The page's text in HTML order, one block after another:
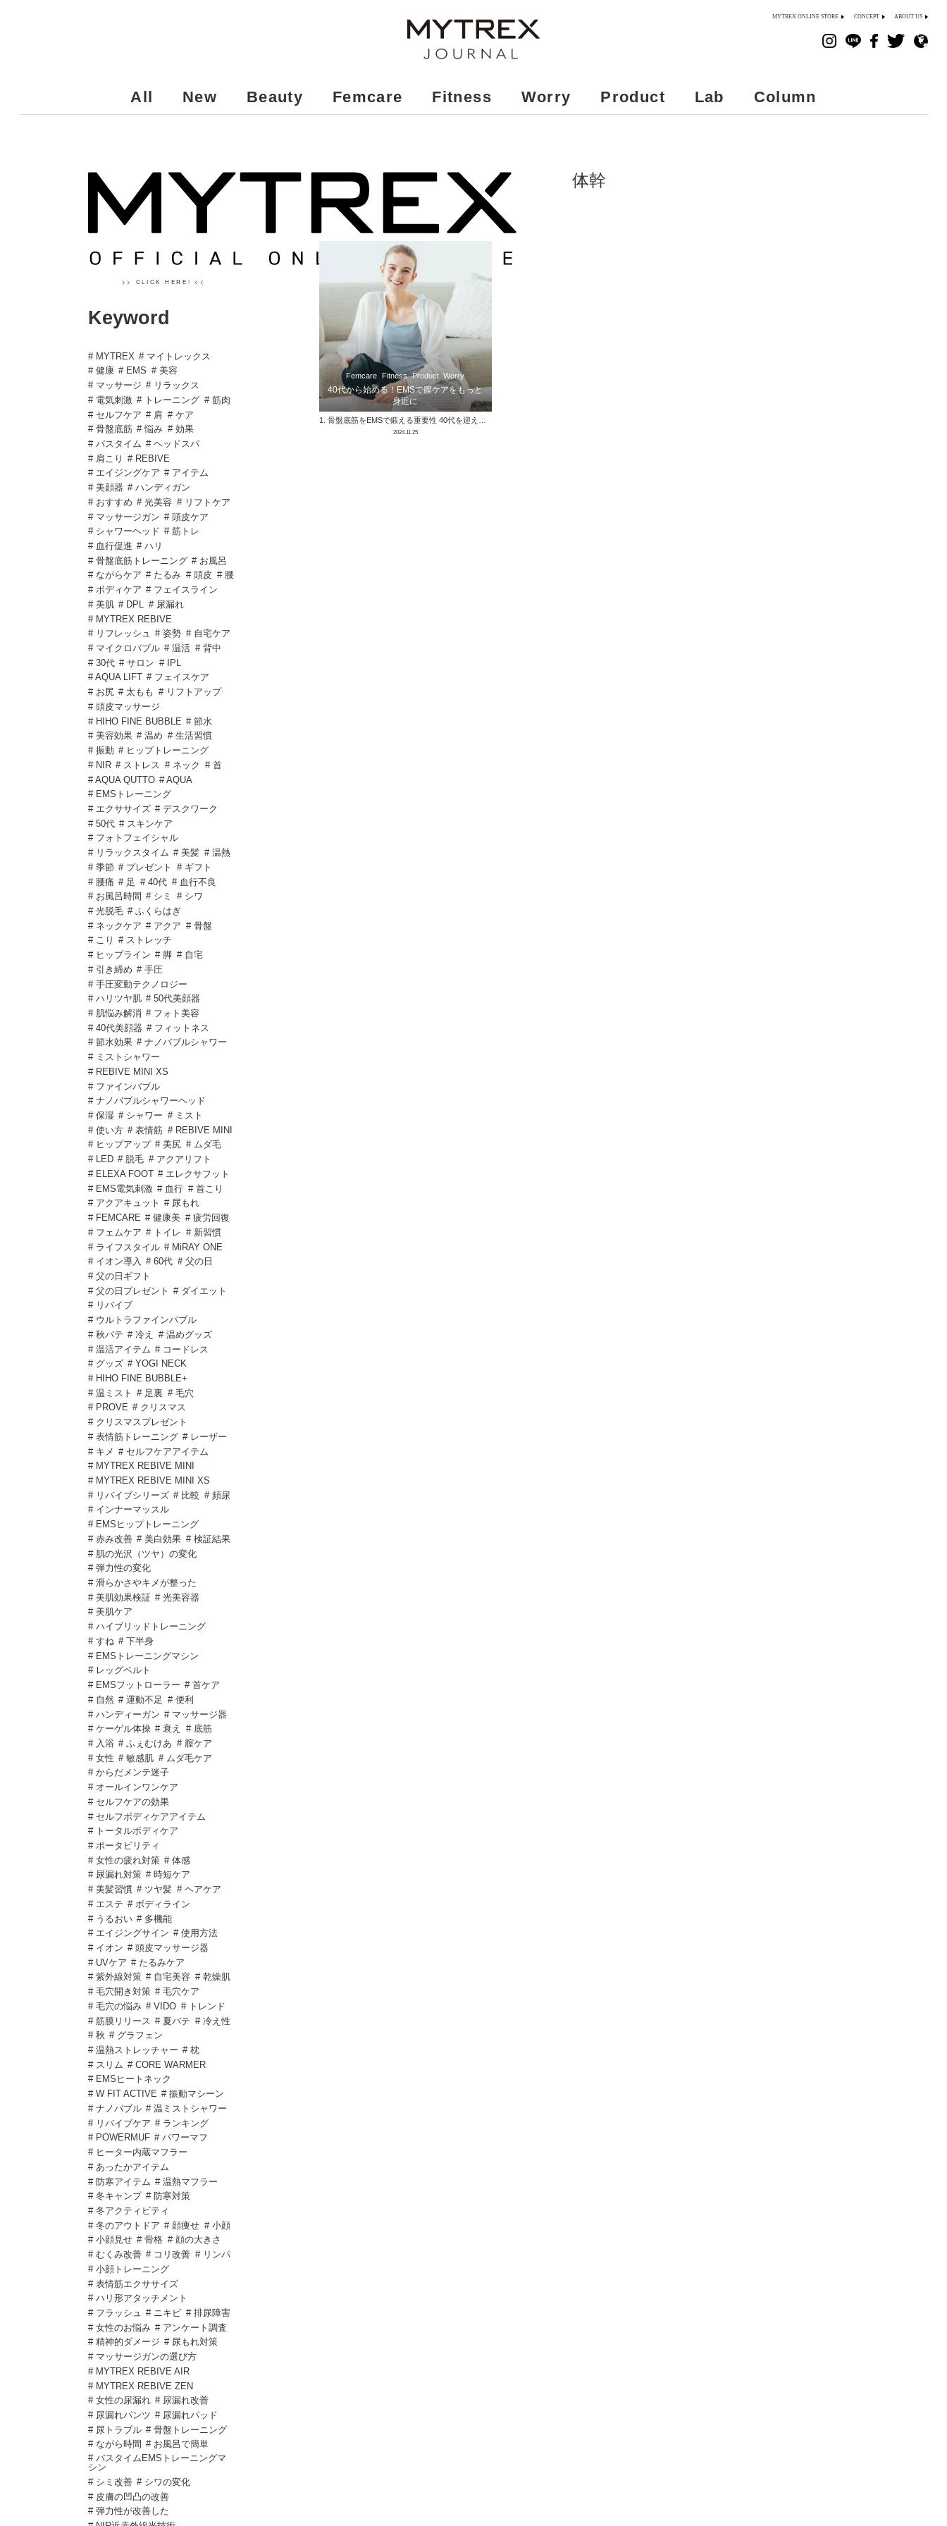
MYTREX ONLINE STORE CONCEPT ABOUT US
All New Beauty Femcare Fitness Worry Product Lab Column
>> CLICK HERE! <<
Keyword
# MYTREX # マイトレックス
# 健康 # EMS # 美容
# マッサージ # リラックス
# 電気刺激 # トレーニング # 筋肉
# セルフケア # 肩 # ケア
# 骨盤底筋 # 悩み # 効果
# バスタイム # ヘッドスパ
# 肩こり
# REBIVE
# エイジングケア # アイテム
# 美顔器 # ハンディガン
# おすすめ # 光美容 # リフトケア
# マッサージガン # 頭皮ケア
# シャワーヘッド # 筋トレ
# 血行促進 # ハリ
# 骨盤底筋トレーニング # お風呂
# ながらケア # たるみ # 頭皮 # 腰
# ボディケア # フェイスライン
# 美肌 # DPL
# 尿漏れ
# MYTREX REBIVE
# リフレッシュ # 姿勢 # 自宅ケア
# マイクロバブル # 温活 # 背中
# 30代 # サロン # IPL
# AQUA LIFT # フェイスケア
# お尻 # 太もも # リフトアップ
# 頭皮マッサージ
# HIHO FINE BUBBLE # 節水
# 美容効果 # 温め # 生活習慣
# 振動 # ヒップトレーニング
# NIR # ストレス # ネック # 首
# AQUA QUTTO # AQUA
# EMSトレーニング
# エクササイズ # デスクワーク
# 50代 # スキンケア
# フォトフェイシャル
# リラックスタイム # 美髪 # 温熱
# 季節 # プレゼント
# ギフト
# 腰痛 # 足 # 40代 # 血行不良
# お風呂時間 # シミ
# シワ
# 光脱毛 # ふくらはぎ
# ネックケア # アクア # 骨盤
# こり
# ストレッチ
# ヒップライン # 脚 # 自宅
# 引き締め # 手圧
# 手圧変動テクノロジー
# ハリツヤ肌 # 50代美顔器
# 肌悩み解消 # フォト美容
# 40代美顔器 # フィットネス
# 節水効果 # ナノバブルシャワー
# ミストシャワー
# REBIVE MINI XS
# ファインバブル
# ナノバブルシャワーヘッド
# 保湿 # シャワー # ミスト
# 使い方 # 表情筋 # REBIVE MINI
# ヒップアップ # 美尻 # ムダ毛
# LED # 脱毛 # アクアリフト
# ELEXA FOOT # エレクサフット
# EMS電気刺激 # 血行 # 首こり
# アクアキュット
# 尿もれ
# FEMCARE # 健康美 # 疲労回復
# フェムケア # トイレ # 新習慣
# ライフスタイル # MiRAY ONE
# イオン導入 # 60代 # 父の日
# 父の日ギフト
# 父の日プレゼント
# ダイエット
# リバイブ
# ウルトラファインバブル
# 秋バテ # 冷え
# 温めグッズ
# 温活アイテム # コードレス
# グッズ # YOGI NECK
# HIHO FINE BUBBLE+
# 温ミスト
# 足裏 # 毛穴
# PROVE # クリスマス
# クリスマスプレゼント
# 表情筋トレーニング # レーザー
# キメ # セルフケアアイテム
# MYTREX REBIVE MINI
# MYTREX REBIVE MINI XS
# リバイブシリーズ # 比較 # 頻尿
# インナーマッスル
# EMSヒップトレーニング
# 赤み改善 # 美白効果 # 検証結果
# 肌の光沢（ツヤ）の変化
# 弾力性の変化
# 滑らかさやキメが整った
# 美肌効果検証 # 光美容器
# 美肌ケア
# ハイブリッドトレーニング
# すね # 下半身
# EMSトレーニングマシン
# レッグベルト
# EMSフットローラー # 首ケア
# 自然 # 運動不足 # 便利
# ハンディーガン # マッサージ器
# ケーゲル体操 # 衰え
# 底筋
# 入浴 # ふぇむけあ # 膣ケア
# 女性 # 敏感肌 # ムダ毛ケア
# からだメンテ迷子
# オールインワンケア
# セルフケアの効果
# セルフボディケアアイテム
# トータルボディケア
# ポータビリティ
# 女性の疲れ対策 # 体感
# 尿漏れ対策 # 時短ケア
# 美髪習慣 # ツヤ髪 # ヘアケア
# エステ # ボディライン
# うるおい # 多機能
# エイジングサイン # 使用方法
# イオン # 頭皮マッサージ器
# UVケア # たるみケア
# 紫外線対策 # 自宅美容 # 乾燥肌
# 毛穴開き対策 # 毛穴ケア
# 毛穴の悩み # VIDO # トレンド
# 筋膜リリース # 夏バテ # 冷え性
# 秋 # グラフェン
# 温熱ストレッチャー # 枕
# スリム # CORE WARMER
# EMSヒートネック
# W FIT ACTIVE # 振動マシーン
# ナノバブル # 温ミストシャワー
# リバイブケア # ランキング
# POWERMUF # パワーマフ
# ヒーター内蔵マフラー
# あったかアイテム
# 防寒アイテム # 温熱マフラー
# 冬キャンプ # 防寒対策
# 冬アクティビティ
# 冬のアウトドア # 顔痩せ # 小顔
# 小顔見せ # 骨格 # 顔の大きさ
# むくみ改善 # コリ改善 # リンパ
# 小顔トレーニング
# 表情筋エクササイズ
# ハリ形アタッチメント
# フラッシュ
# ニキビ # 排尿障害
# 女性のお悩み # アンケート調査
# 精神的ダメージ # 尿もれ対策
# マッサージガンの選び方
# MYTREX REBIVE AIR
# MYTREX REBIVE ZEN
# 女性の尿漏れ # 尿漏れ改善
# 尿漏れパンツ # 尿漏れパッド
# 尿トラブル # 骨盤トレーニング
# ながら時間 # お風呂で簡単
# バスタイムEMSトレーニングマ
シン
# シミ改善 # シワの変化
# 皮膚の凹凸の改善
# 弾力性が改善した
体幹
Femcare Fitness Product Worry
40代から始める！ EMSで膣ケアをもっと
身近に
2024.11.25